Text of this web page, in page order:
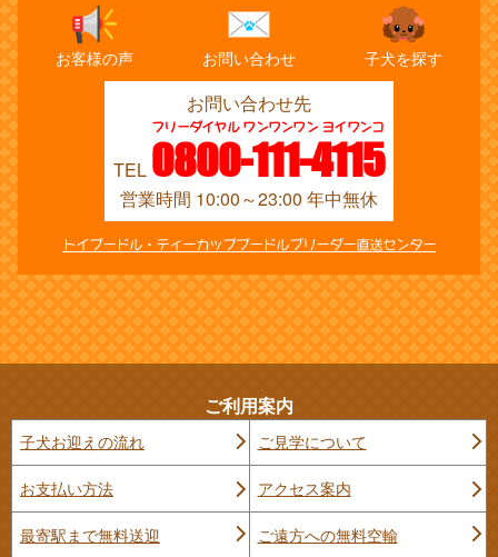
お客様の声 お問い合わせ 子犬を探す
お問い合わせ先
TEL 0800-111-4115
フリーダイヤル ワンワンワン ヨイワンコ
営業時間 10:00～23:00 年中無休
トイプードル・ティーカッププードルブリーダー直送センター
ご利用案内
子犬お迎えの流れ ご見学について
お支払い方法 アクセス案内
最寄駅まで無料送迎 ご遠方への無料空輸